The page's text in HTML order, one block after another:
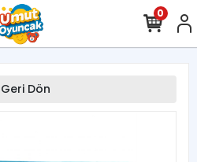
0
Geri Dön